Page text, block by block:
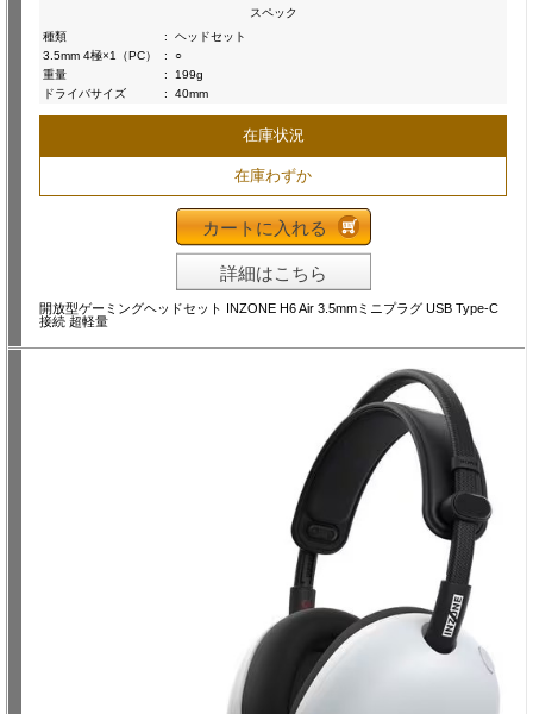
スペック
種類
:
ヘッドセット
3.5mm 4極×1（PC）
:
○
重量
:
199g
ドライバサイズ
: 40mm
在庫状況
在庫わずか
カートに入れる
詳細はこちら
開放型ゲーミングヘッドセット INZONE H6 Air 3.5mmミニプラグ USB Type-C
接続 超軽量